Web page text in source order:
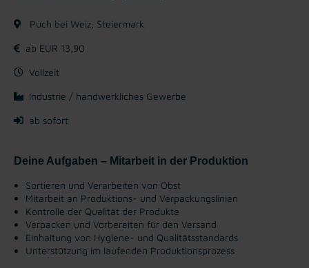
Puch bei Weiz, Steiermark
ab EUR 13,90
Vollzeit
Industrie / handwerkliches Gewerbe
ab sofort
Deine Aufgaben – Mitarbeit in der Produktion
Sortieren und Verarbeiten von Obst
Mitarbeit an Produktions- und Verpackungslinien
Kontrolle der Qualität der Produkte
Verpacken und Vorbereiten für den Versand
Einhaltung von Hygiene- und Qualitätsstandards
Unterstützung im laufenden Produktionsprozess